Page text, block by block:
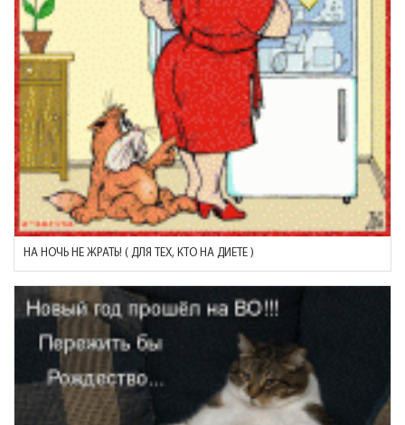
НА НОЧЬ НЕ ЖРАТЬ! ( ДЛЯ ТЕХ, КТО НА ДИЕТЕ )